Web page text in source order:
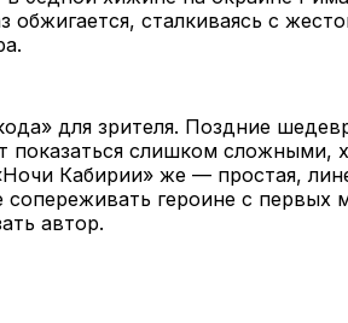
сталкиваясь с
для зрителя. Поздние
показаться слишком сложными,
Кабирии» же — простая,
сопереживать героине с первых
автор.